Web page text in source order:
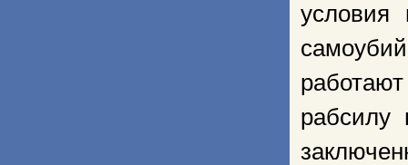
условия
рабсилу